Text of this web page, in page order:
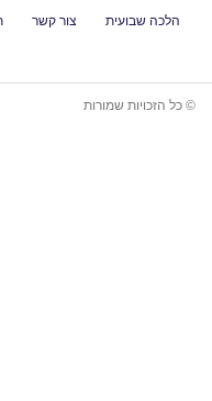
קשר תרומות